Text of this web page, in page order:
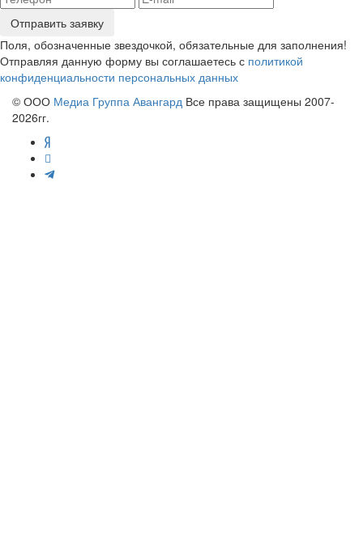
Отправить заявку
Поля, обозначенные звездочкой, обязательные для заполнения!
Отправляя данную форму вы соглашаетесь с политикой
конфиденциальности персональных данных
© ООО Медиа Группа Авангард Все права защищены 2007-
2026гг.